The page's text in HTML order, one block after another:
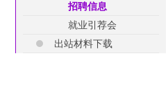
招聘信息
就业引荐会
出站材料下载